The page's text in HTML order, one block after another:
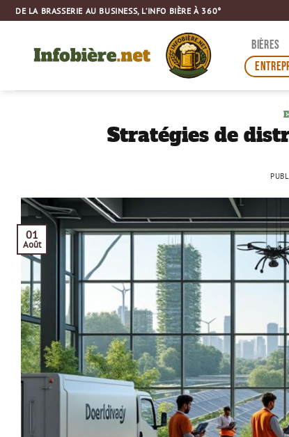
Passer
au
DE LA BRASSERIE AU BUSINESS, L’INFO BIÈRE À 360°
BIÈRES
Stratégies de
01
Août